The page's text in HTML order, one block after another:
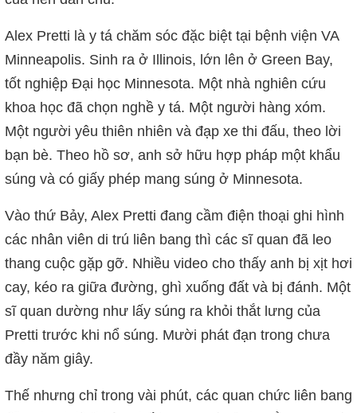
Alex Pretti là y tá chăm sóc đặc biệt tại bệnh viện VA
Minneapolis. Sinh ra ở Illinois, lớn lên ở Green Bay,
tốt nghiệp Đại học Minnesota. Một nhà nghiên cứu
khoa học đã chọn nghề y tá. Một người hàng xóm.
Một người yêu thiên nhiên và đạp xe thi đấu, theo lời
bạn bè. Theo hồ sơ, anh sở hữu hợp pháp một khẩu
súng và có giấy phép mang súng ở Minnesota.
Vào thứ Bảy, Alex Pretti đang cầm điện thoại ghi hình
các nhân viên di trú liên bang thì các sĩ quan đã leo
thang cuộc gặp gỡ. Nhiều video cho thấy anh bị xịt hơi
cay, kéo ra giữa đường, ghì xuống đất và bị đánh. Một
sĩ quan dường như lấy súng ra khỏi thắt lưng của
Pretti trước khi nổ súng. Mười phát đạn trong chưa
đầy năm giây.
Thế nhưng chỉ trong vài phút, các quan chức liên bang